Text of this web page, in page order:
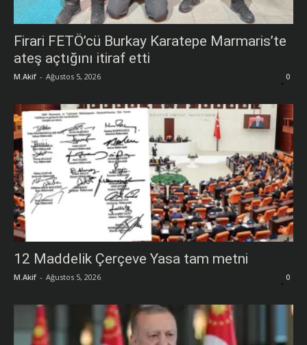
Firari FETÖ’cü Burkay Karatepe Marmaris’te
ateş açtığını itiraf etti
M.Akif - Ağustos 5, 2026 0
12 Maddelik Çerçeve Yasa tam metni
M.Akif - Ağustos 5, 2026 0